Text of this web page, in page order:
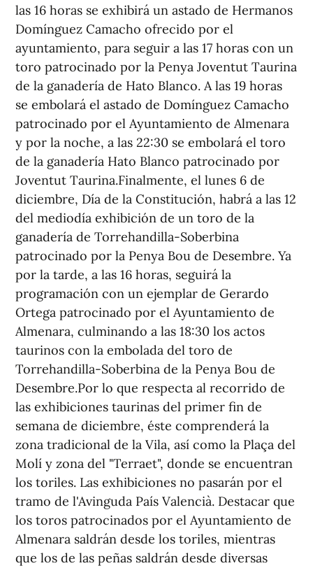
las 16 horas se exhibirá un astado de Hermanos
Domínguez Camacho ofrecido por el
ayuntamiento, para seguir a las 17 horas con un
toro patrocinado por la Penya Joventut Taurina
de la ganadería de Hato Blanco. A las 19 horas
se embolará el astado de Domínguez Camacho
patrocinado por el Ayuntamiento de Almenara
y por la noche, a las 22:30 se embolará el toro
de la ganadería Hato Blanco patrocinado por
Joventut Taurina.Finalmente, el lunes 6 de
diciembre, Día de la Constitución, habrá a las 12
del mediodía exhibición de un toro de la
ganadería de Torrehandilla-Soberbina
patrocinado por la Penya Bou de Desembre. Ya
por la tarde, a las 16 horas, seguirá la
programación con un ejemplar de Gerardo
Ortega patrocinado por el Ayuntamiento de
Almenara, culminando a las 18:30 los actos
taurinos con la embolada del toro de
Torrehandilla-Soberbina de la Penya Bou de
Desembre.Por lo que respecta al recorrido de
las exhibiciones taurinas del primer fin de
semana de diciembre, éste comprenderá la
zona tradicional de la Vila, así como la Plaça del
Molí y zona del "Terraet", donde se encuentran
los toriles. Las exhibiciones no pasarán por el
tramo de l'Avinguda País Valencià. Destacar que
los toros patrocinados por el Ayuntamiento de
Almenara saldrán desde los toriles, mientras
que los de las peñas saldrán desde diversas